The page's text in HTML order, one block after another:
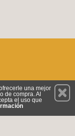
Suscríbete
una mejor
de compra. Al
el uso que